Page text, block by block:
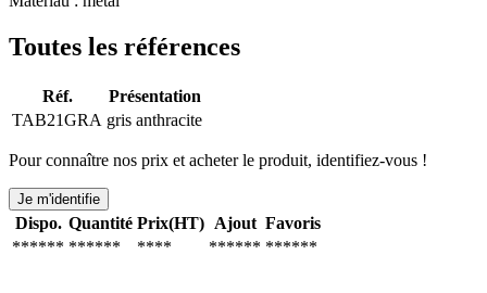
Toutes les références
Réf.
Présentation
TAB21GRA gris anthracite
Pour connaître nos prix et acheter le produit, identifiez-vous !
Je m'identifie
Dispo. Quantité Prix(HT) Ajout Favoris
****** ****** **** ****** ******